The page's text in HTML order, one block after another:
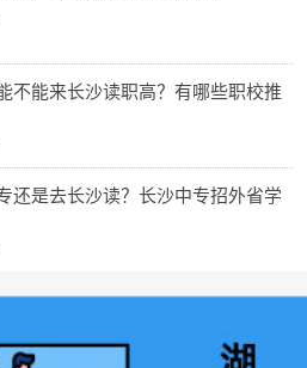
不能来长沙读职高？有哪些职校推
还是去长沙读？长沙中专招外省学